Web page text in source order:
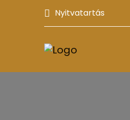
Nyitvatartás